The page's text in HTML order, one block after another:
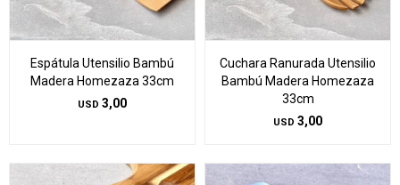
Espátula Utensilio Bambú
Madera Homezaza 33cm
USD 3,00
Cuchara Ranurada Utensilio
Bambú Madera Homezaza
33cm
USD 3,00